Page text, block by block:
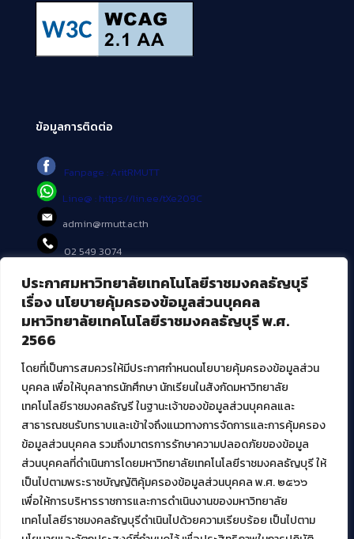
ประกาศมหาวิทยาลัยเทคโนโลยีราชมงคลธัญบุรี
เรื่อง นโยบายคุ้มครองข้อมูลส่วนบุคคล
มหาวิทยาลัยเทคโนโลยีราชมงคลธัญบุรี พ.ศ.
2566
โดยที่เป็นการสมควรให้มีประกาศกำหนดนโยบายคุ้มครองข้อมูลส่วน
บุคคล เพื่อให้บุคลากรนักศึกษา นักเรียนในสังกัดมหาวิทยาลัย
เทคโนโลยีราชมงคลธัญรี ในฐานะเจ้าของข้อมูลส่วนบุคคลและ
สาธารณชนรับทราบและเข้าใจถึงแนวทางการจัดการและการคุ้มครอง
ข้อมูลส่วนบุคคล รวมถึงมาตรการรักษาความปลอดภัยของข้อมูล
ส่วนบุคคลที่ดำเนินการโดยมหาวิทยาลัยเทคโนโลยีราชมงคลธัญบุรี ให้
เป็นไปตามพระราชบัญญัติคุ้มครองข้อมูลส่วนบุคคล พ.ศ. ๒๕๖๖
เพื่อให้การบริหารราชการและการดำเนินงานของมหาวิทยาลัย
เทคโนโลยีราชมงคลธัญบุรีดำเนินไปด้วยความเรียบร้อย เป็นไปตาม
ข้อมูลการติดต่อ
Fanpage : AritRMUTT
Line@ : https://lin.ee/tXe209C
admin@rmutt.ac.th
02 549 3074
บริการอื่นๆ ของ สวส.
ศูนย์สื่อดิจิทัล
ศูนย์นวัตกรรมและความรู้
สมัยใหม่ (MoSeC)
งานบริการวิชาการให้กับหน่วยงานภายนอก
โครงการส่งเสริมและพัฒนาผู้ประกอบการ SME โดย. มทร.ธัญบุรี
กิจกรรมการเชื่อมโยงเครือข่ายผู้ให้บริการเครื่องจักรกลทางการ
เกษตร ภายใต้โครงการส่งเสริมการรแปรรูปสินค้าเกษตรระดับชุมชน
กรมส่งเสริมอุตสาหกรรม
โครงการยกระดับเศรษฐกิจและสังคมรายตำบลแบบบูรณาการ (1